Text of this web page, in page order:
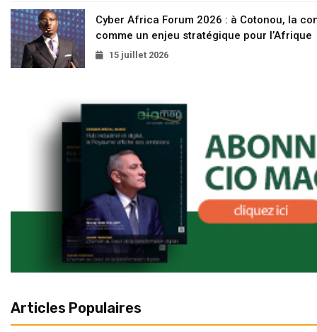
Cyber Africa Forum 2026 : à Cotonou, la
comme un enjeu stratégique pour l’Afrique
15 juillet 2026
Articles Populaires